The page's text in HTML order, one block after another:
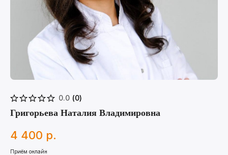
0.0 (0)
Григорьева Наталия Владимировна
4 400 р.
Приём онлайн